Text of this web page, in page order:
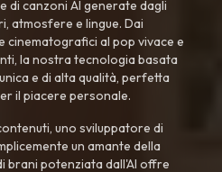
di canzoni AI generate dagli
atmosfere e lingue. Dai
cinematografici al pop vivace e
la nostra tecnologia basata
e di alta qualità, perfetta
il piacere personale.
uno sviluppatore di
un amante della
brani potenziata dall'AI offre